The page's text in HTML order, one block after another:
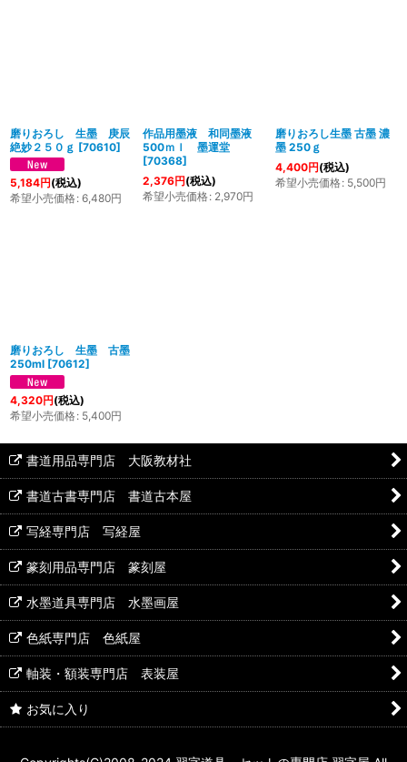
磨りおろし 生墨 庚辰
絶妙２５０ｇ [70610]
5,184円(税込)
希望小売価格: 6,480円
作品用墨液 和同墨液
500ｍｌ 墨運堂
[70368]
2,376円(税込)
希望小売価格: 2,970円
磨りおろし生墨 古墨 濃
墨 250ｇ
4,400円(税込)
希望小売価格: 5,500円
磨りおろし 生墨 古墨
250ml [70612]
4,320円(税込)
希望小売価格: 5,400円
書道用品専門店 大阪教材社
書道古書専門店 書道古本屋
写経専門店 写経屋
篆刻用品専門店 篆刻屋
水墨道具専門店 水墨画屋
色紙専門店 色紙屋
軸装・額装専門店 表装屋
お気に入り